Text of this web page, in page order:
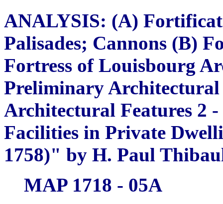
ANALYSIS: (A)
Palisades; Cannons (B)
Fortress of Louisbourg
Preliminary Architectural
Architectural Features 2
Facilities in Private
1758)" by H. Paul
MAP 1718 - 05A